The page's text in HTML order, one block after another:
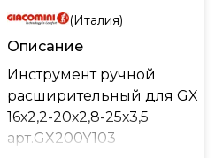
соответствуют
европейским
нормативам EN12164,
EN12165, DIN50930-6 и
UBA, что гарантирует их
безопасность для
использования в
(Италия)
Описание
Инструмент ручной
расширительный для GX
16х2,2-20х2,8-25х3,5
арт.GX200Y103